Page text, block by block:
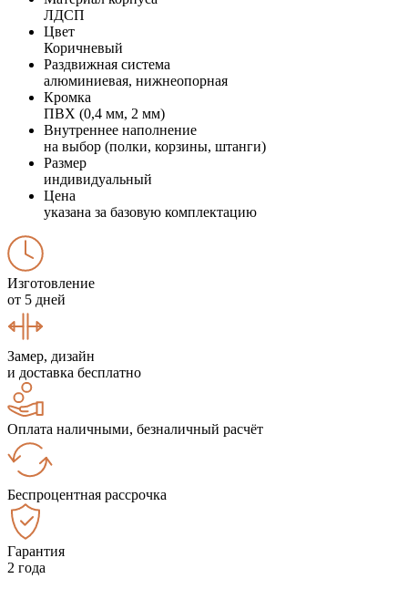
ЛДСП
Цвет
Коричневый
Раздвижная система
алюминиевая, нижнеопорная
Кромка
ПВХ (0,4 мм, 2 мм)
Внутреннее наполнение
на выбор (полки, корзины, штанги)
Размер
индивидуальный
Цена
указана за базовую комплектацию
Изготовление
от 5 дней
Замер, дизайн
и доставка бесплатно
Оплата наличными, безналичный расчёт
Беспроцентная рассрочка
Гарантия
2 года